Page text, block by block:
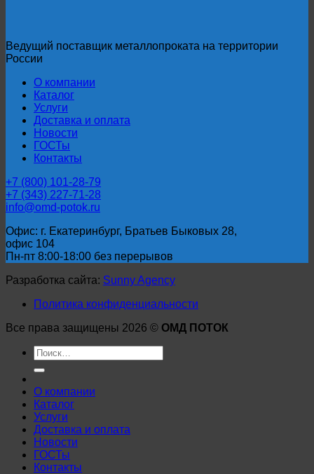
Ведущий поставщик металлопроката на территории
России
О компании
Каталог
Услуги
Доставка и оплата
Новости
ГОСТы
Контакты
+7 (800) 101-28-79
+7 (343) 227-71-28
info@omd-potok.ru
Офис: г. Екатеринбург, Братьев Быковых 28,
офис 104
Пн-пт 8:00-18:00 без перерывов
Разработка сайта: Sunny Agency
Политика конфиденциальности
Все права защищены 2026 © ОМД ПОТОК
Искать:
О компании
Каталог
Услуги
Доставка и оплата
Новости
ГОСТы
Контакты